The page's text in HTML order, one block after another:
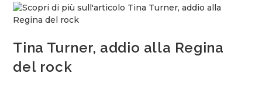
Tina Turner, addio alla Regina
del rock